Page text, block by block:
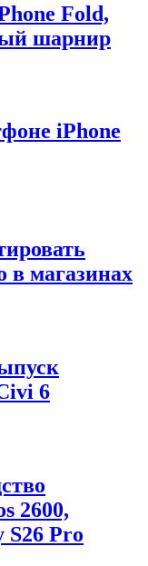
Fold,
шарнир
iPhone
в магазинах
6
2600,
S26 Pro